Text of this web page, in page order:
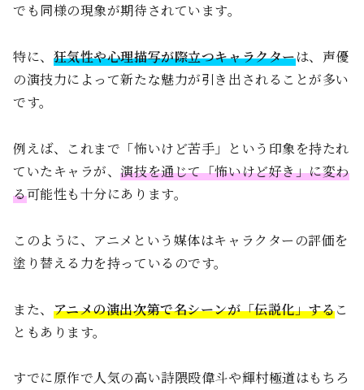
でも同様の現象が期待されています。
特に、 狂気性や心理描写が際立つキャラクターは、声優
の演技力によって新たな魅力が引き出されることが多い
です。
例えば、これまで「怖いけど苦手」という印象を持たれ
ていたキャラが、演技を通じて「怖いけど好き」に変わ
る可能性も十分にあります。
このように、アニメという媒体はキャラクターの評価を
塗り替える力を持っているのです。
また、 アニメの演出次第で名シーンが「伝説化」するこ
ともあります。
すでに原作で人気の高い詩隈殴偉斗や輝村極道はもちろ